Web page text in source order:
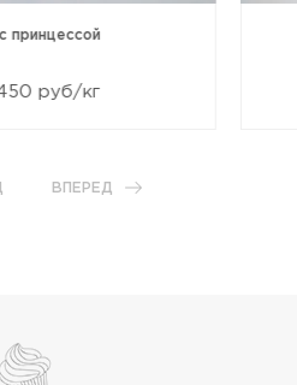
принцессой
руб/кг
ВПЕРЕД